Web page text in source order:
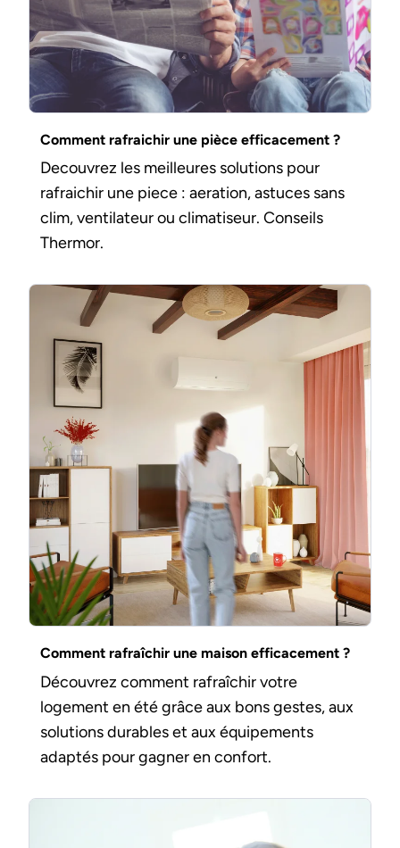
Comment rafraichir une pièce efficacement ?
Decouvrez les meilleures solutions pour
rafraichir une piece : aeration, astuces sans
clim, ventilateur ou climatiseur. Conseils
Thermor.
Comment rafraîchir une maison efficacement ?
Découvrez comment rafraîchir votre
logement en été grâce aux bons gestes, aux
solutions durables et aux équipements
adaptés pour gagner en confort.